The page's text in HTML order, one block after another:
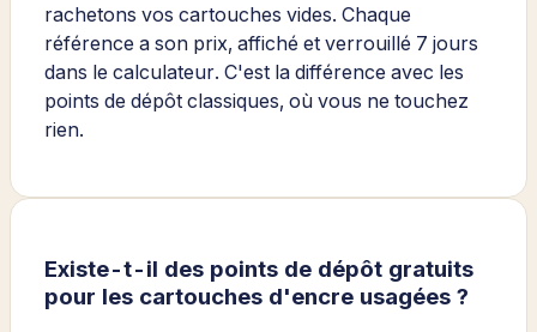
rachetons vos cartouches vides. Chaque
référence a son prix, affiché et verrouillé 7 jours
dans le calculateur. C'est la différence avec les
points de dépôt classiques, où vous ne touchez
rien.
Existe-t-il des points de dépôt gratuits
pour les cartouches d'encre usagées ?